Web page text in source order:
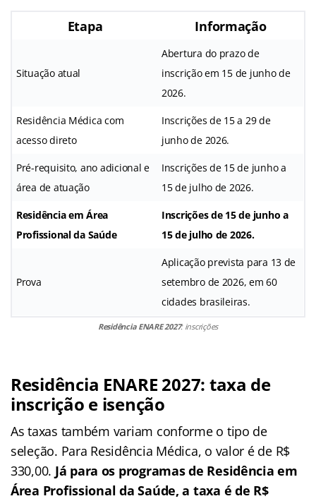
Etapa Informação
Situação atual
Abertura do prazo de
inscrição em 15 de junho de
2026.
Residência Médica com
acesso direto
Inscrições de 15 a 29 de
junho de 2026.
Pré-requisito, ano adicional e
área de atuação
Inscrições de 15 de junho a
15 de julho de 2026.
Residência em Área
Profissional da Saúde
Inscrições de 15 de junho a
15 de julho de 2026.
Prova
Aplicação prevista para 13 de
setembro de 2026, em 60
cidades brasileiras.
Residência ENARE 2027: inscrições
Residência ENARE 2027: taxa de
inscrição e isenção
As taxas também variam conforme o tipo de
seleção. Para Residência Médica, o valor é de R$
330,00. Já para os programas de Residência em
Área Profissional da Saúde, a taxa é de R$